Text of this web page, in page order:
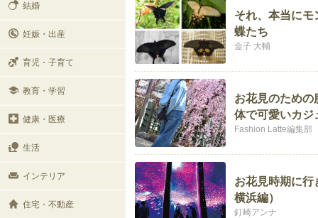
結婚
妊娠・出産
育児・子育て
教育・学習
健康・医療
生活
インテリア
住宅・不動産
それ、本当にモ
蝶たち
金子 大輔
お花見のための
体で可愛いカ
Fashion Latte編集部
お花見時期に
横浜編）
釘崎アンナ